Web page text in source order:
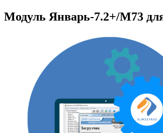
Модуль Январь-7.2+/M73